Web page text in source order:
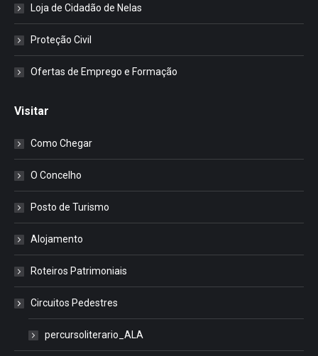
Loja de Cidadão de Nelas
Proteção Civil
Ofertas de Emprego e Formação
Visitar
Como Chegar
O Concelho
Posto de Turismo
Alojamento
Roteiros Patrimoniais
Circuitos Pedestres
percursoliterario_ALA